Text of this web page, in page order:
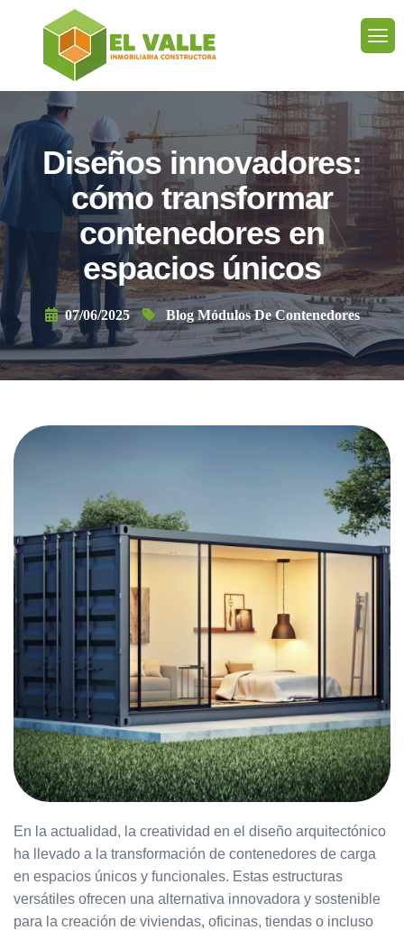
Diseños innovadores:
cómo transformar
contenedores en
espacios únicos
07/06/2025 Blog Módulos De Contenedores
En la actualidad, la creatividad en el diseño arquitectónico
ha llevado a la transformación de contenedores de carga
en espacios únicos y funcionales. Estas estructuras
versátiles ofrecen una alternativa innovadora y sostenible
para la creación de viviendas, oficinas, tiendas o incluso